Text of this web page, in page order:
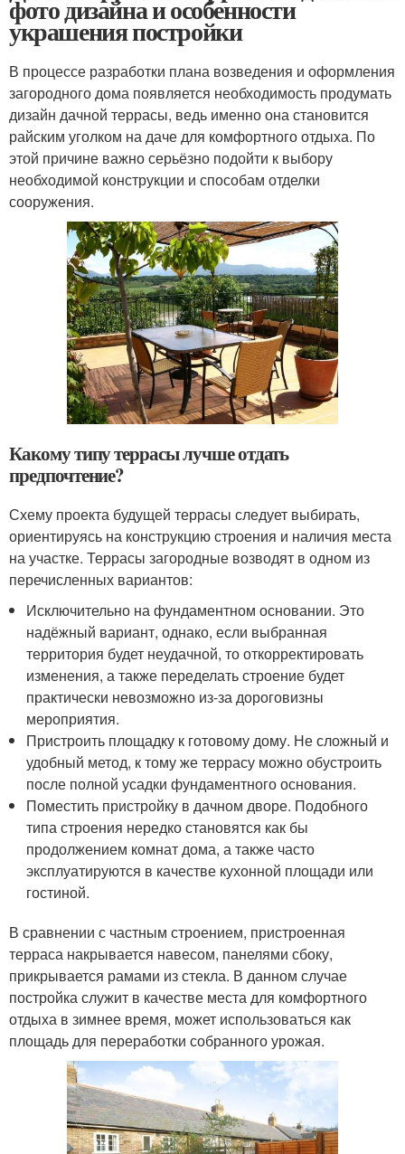
фото дизайна и особенности
украшения постройки
В процессе разработки плана возведения и оформления
загородного дома появляется необходимость продумать
дизайн дачной террасы, ведь именно она становится
райским уголком на даче для комфортного отдыха. По
этой причине важно серьёзно подойти к выбору
необходимой конструкции и способам отделки
сооружения.
Какому типу террасы лучше отдать
предпочтение?
Схему проекта будущей террасы следует выбирать,
ориентируясь на конструкцию строения и наличия места
на участке. Террасы загородные возводят в одном из
перечисленных вариантов:
Исключительно на фундаментном основании. Это
надёжный вариант, однако, если выбранная
территория будет неудачной, то откорректировать
изменения, а также переделать строение будет
практически невозможно из-за дороговизны
мероприятия.
Пристроить площадку к готовому дому. Не сложный и
удобный метод, к тому же террасу можно обустроить
после полной усадки фундаментного основания.
Поместить пристройку в дачном дворе. Подобного
типа строения нередко становятся как бы
продолжением комнат дома, а также часто
эксплуатируются в качестве кухонной площади или
гостиной.
В сравнении с частным строением, пристроенная
терраса накрывается навесом, панелями сбоку,
прикрывается рамами из стекла. В данном случае
постройка служит в качестве места для комфортного
отдыха в зимнее время, может использоваться как
площадь для переработки собранного урожая.